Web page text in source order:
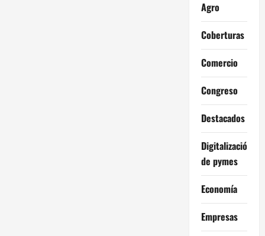
Agro
Coberturas
Comercio
Congreso
Destacados
Digitalización
de pymes
Economía
Empresas